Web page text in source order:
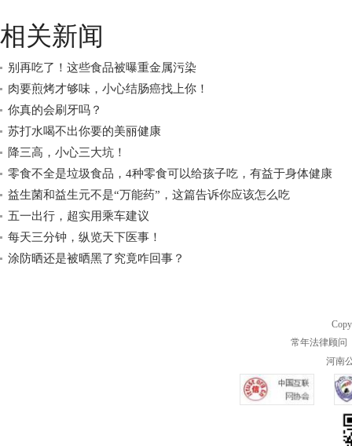
相关新闻
别再吃了！这些食品被曝重金属污染
肉要煎烤才够味，小心结肠癌找上你！
你真的会刷牙吗？
苏打水喝不出你要的美丽健康
降三高，小心三大坑！
零食不全是垃圾食品，4种零食可以给孩子吃，有益于身体健康
益生菌和益生元不是“万能药”，这篇告诉你应该怎么吃
五一出行，超实用乘车建议
每天三分钟，纵览天下医事！
涂防晒还是被晒黑了究竟咋回事？
常年法律顾问
河南